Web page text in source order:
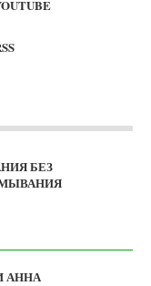
БЕЗ
АННА